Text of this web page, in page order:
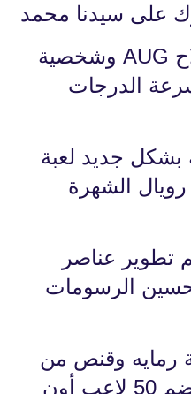
على سيدنا محمد
تحديث جديد يضم سلاح AUG وشخصية
الدرجات
بشكل جديد لعبة
رويال الشهرة
تطوير عناصر
الرسومات
رمايه وقنص من
الطراز الفريد اللعبة تضم 50 لاعب أون